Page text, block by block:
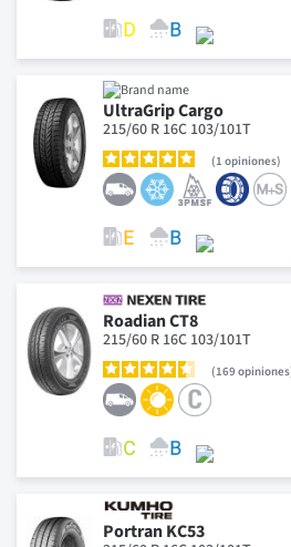
UltraGrip Cargo
215/60 R 16C 103/101T
1 opiniones
Roadian CT8
215/60 R 16C 103/101T
169 opiniones
Portran KC53